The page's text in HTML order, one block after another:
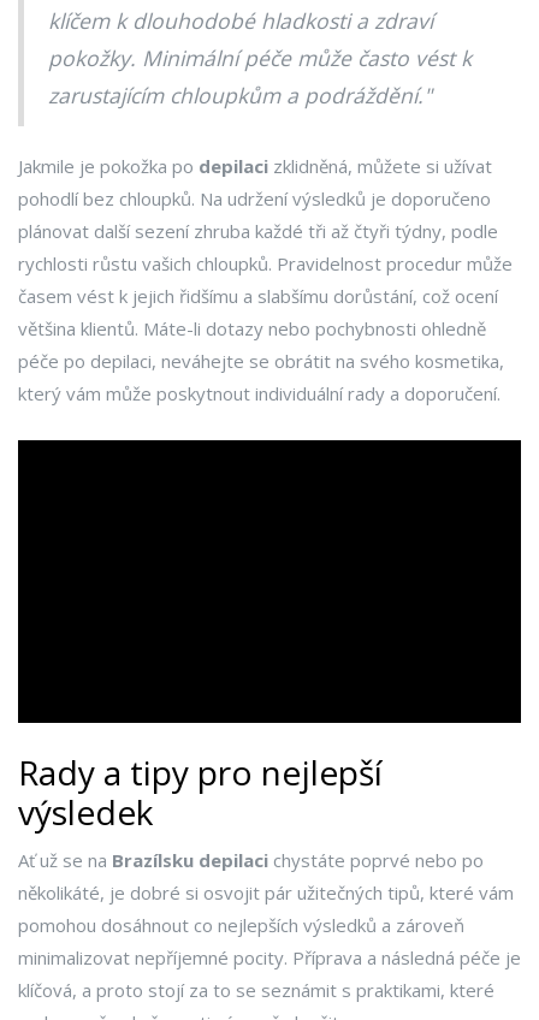
klíčem k dlouhodobé hladkosti a zdraví
pokožky. Minimální péče může často vést k
zarustajícím chloupkům a podráždění."
Jakmile je pokožka po depilaci zklidněná, můžete si užívat
pohodlí bez chloupků. Na udržení výsledků je doporučeno
plánovat další sezení zhruba každé tři až čtyři týdny, podle
rychlosti růstu vašich chloupků. Pravidelnost procedur může
časem vést k jejich řidšímu a slabšímu dorůstání, což ocení
většina klientů. Máte-li dotazy nebo pochybnosti ohledně
péče po depilaci, neváhejte se obrátit na svého kosmetika,
který vám může poskytnout individuální rady a doporučení.
Rady a tipy pro nejlepší
výsledek
Ať už se na Brazílsku depilaci chystáte poprvé nebo po
několikáté, je dobré si osvojit pár užitečných tipů, které vám
pomohou dosáhnout co nejlepších výsledků a zároveň
minimalizovat nepříjemné pocity. Příprava a následná péče je
klíčová, a proto stojí za to se seznámit s praktikami, které